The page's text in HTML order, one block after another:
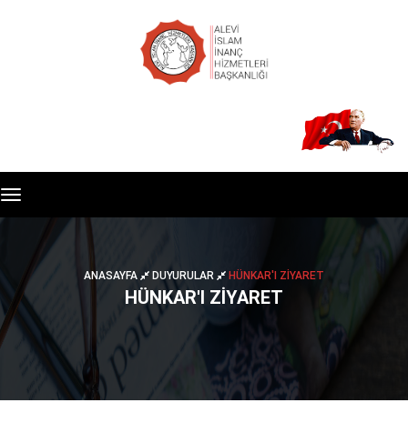
Toggle
navigation
ANASAYFA DUYURULAR HÜNKAR'I ZİYARET
HÜNKAR'I ZİYARET